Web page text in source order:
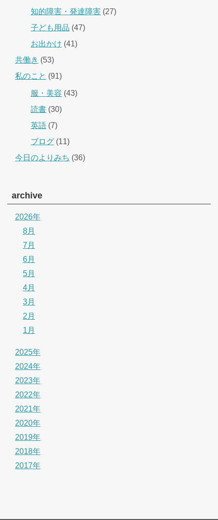
知的障害・発達障害 (27)
子ども用品 (47)
お出かけ (41)
共働き (53)
私のこと (91)
服・美容 (43)
読書 (30)
英語 (7)
ブログ (11)
今日のよりみち (36)
archive
2026年
8月
7月
6月
5月
4月
3月
2月
1月
2025年
2024年
2023年
2022年
2021年
2020年
2019年
2018年
2017年